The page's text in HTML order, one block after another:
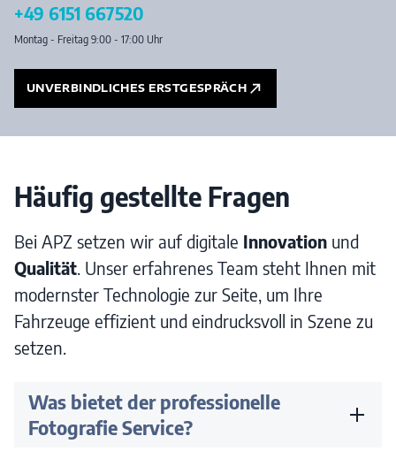
+49 6151 667520
Montag - Freitag 9:00 - 17:00 Uhr
UNVERBINDLICHES ERSTGESPRÄCH
Häufig gestellte Fragen
Bei APZ setzen wir auf digitale Innovation und
Qualität . Unser erfahrenes Team steht Ihnen mit
modernster Technologie zur Seite, um Ihre
Fahrzeuge effizient und eindrucksvoll in Szene zu
setzen.
Was bietet der professionelle
Fotografie Service?